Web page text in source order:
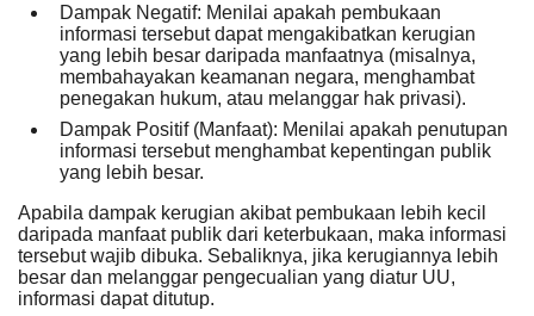
Dampak Negatif: Menilai apakah pembukaan
informasi tersebutdapat mengakibatkan kerugian
yang lebih besar daripada manfaatnya (misalnya,
membahayakan keamanan negara, menghambat
penegakan hukum, atau melanggar hak privasi).
Dampak Positif (Manfaat): Menilai apakah penutupan
informasi tersebut menghambat kepentingan publik
yang lebih besar.
Apabila dampak kerugian akibat pembukaan lebih kecil
daripada manfaat publik dari keterbukaan, maka informasi
tersebutwajib dibuka. Sebaliknya, jika kerugiannya lebih
besar dan melanggar pengecualian yang diatur UU,
informasi dapat ditutup.